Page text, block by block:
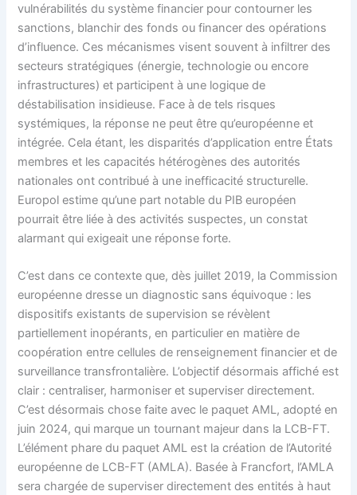
vulnérabilités du système financier pour contourner les
sanctions, blanchir des fonds ou financer des opérations
d’influence. Ces mécanismes visent souvent à infiltrer des
secteurs stratégiques (énergie, technologie ou encore
infrastructures) et participent à une logique de
déstabilisation insidieuse. Face à de tels risques
systémiques, la réponse ne peut être qu’européenne et
intégrée. Cela étant, les disparités d’application entre États
membres et les capacités hétérogènes des autorités
nationales ont contribué à une inefficacité structurelle.
Europol estime qu’une part notable du PIB européen
pourrait être liée à des activités suspectes, un constat
alarmant qui exigeait une réponse forte.
C’est dans ce contexte que, dès juillet 2019, la Commission
européenne dresse un diagnostic sans équivoque : les
dispositifs existants de supervision se révèlent
partiellement inopérants, en particulier en matière de
coopération entre cellules de renseignement financier et de
surveillance transfrontalière. L’objectif désormais affiché est
clair : centraliser, harmoniser et superviser directement.
C’est désormais chose faite avec le paquet AML, adopté en
juin 2024, qui marque un tournant majeur dans la LCB-FT.
L’élément phare du paquet AML est la création de l’Autorité
européenne de LCB-FT (AMLA). Basée à Francfort, l’AMLA
sera chargée de superviser directement des entités à haut